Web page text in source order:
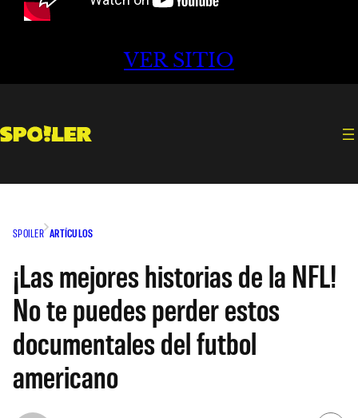
VER SITIO
SPOILER ARTÍCULOS
¡Las mejores historias de la NFL!
No te puedes perder estos
documentales del futbol
americano